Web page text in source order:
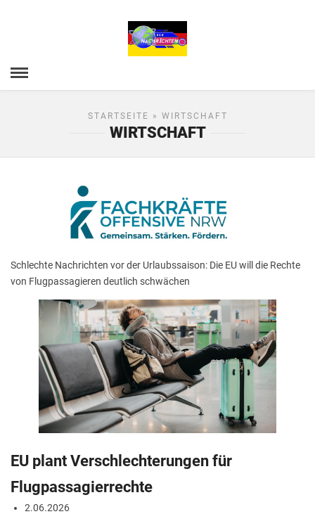
STARTSEITE » WIRTSCHAFT
WIRTSCHAFT
Schlechte Nachrichten vor der Urlaubssaison: Die EU will die Rechte
von Flugpassagieren deutlich schwächen
EU plant Verschlechterungen für
Flugpassagierrechte
2.06.2026